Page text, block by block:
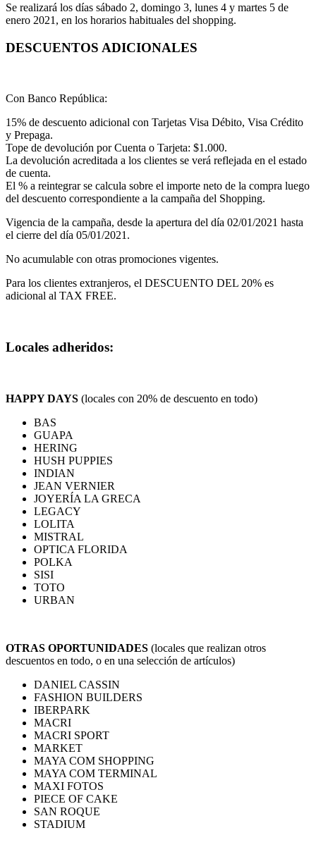
Se realizará los días sábado 2, domingo 3, lunes 4 y martes 5 de
enero 2021, en los horarios habituales del shopping.
DESCUENTOS ADICIONALES
Con Banco República:
15% de descuento adicional con Tarjetas Visa Débito, Visa Crédito
y Prepaga.
Tope de devolución por Cuenta o Tarjeta: $1.000.
La devolución acreditada a los clientes se verá reflejada en el estado
de cuenta.
El % a reintegrar se calcula sobre el importe neto de la compra luego
del descuento correspondiente a la campaña del Shopping.
Vigencia de la campaña, desde la apertura del día 02/01/2021 hasta
el cierre del día 05/01/2021.
No acumulable con otras promociones vigentes.
Para los clientes extranjeros, el DESCUENTO DEL 20% es
adicional al TAX FREE.
Locales adheridos:
HAPPY DAYS (locales con 20% de descuento en todo)
BAS
GUAPA
HERING
HUSH PUPPIES
INDIAN
JEAN VERNIER
JOYERÍA LA GRECA
LEGACY
LOLITA
MISTRAL
OPTICA FLORIDA
POLKA
SISI
TOTO
URBAN
OTRAS OPORTUNIDADES (locales que realizan otros
descuentos en todo, o en una selección de artículos)
DANIEL CASSIN
FASHION BUILDERS
IBERPARK
MACRI
MACRI SPORT
MARKET
MAYA COM SHOPPING
MAYA COM TERMINAL
MAXI FOTOS
PIECE OF CAKE
SAN ROQUE
STADIUM